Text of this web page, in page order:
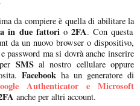
da compiere è quella di abilitare la
in due fattorio2FA. Con questa
da un nuovo browser o dispositivo,
password ma si dovrà anche inserire
SMSal nostro cellulare oppure
Facebook ha un generatore di
Authenticator e Microsoft
anche per altri account.